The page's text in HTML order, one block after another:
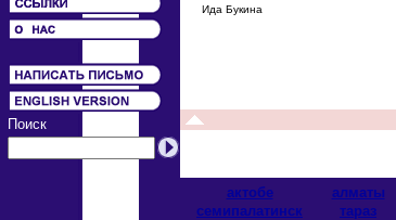
Поиск
Ида Букина
актобе алматы
cемипалатинск
тараз